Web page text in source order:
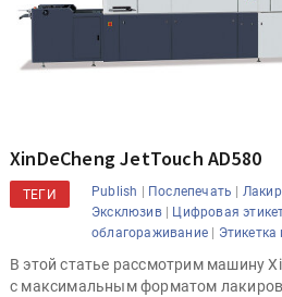
XinDeCheng JetTouch AD580
ТЕГИ Publish | Послепечать |
Эксклюзив| Цифровая
облагораживание | Этикетка
В этой статье рассмотрим машину
с максимальным форматом